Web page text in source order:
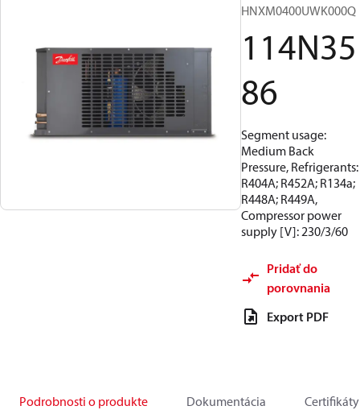
HNXM0400UWK000Q
114N35
86
Segment usage:
Medium Back
Pressure, Refrigerants:
R404A; R452A; R134a;
R448A; R449A,
Compressor power
supply [V]: 230/3/60
Pridať do
porovnania
Export PDF
Podrobnosti o produkte Dokumentácia Certifikáty